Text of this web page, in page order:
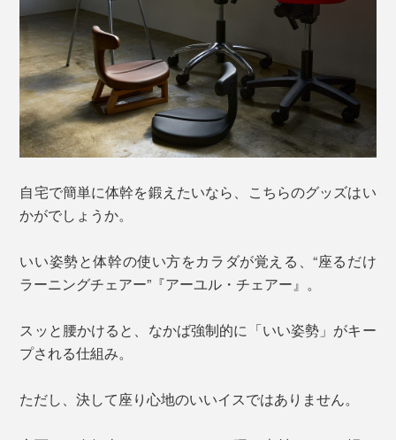
自宅で簡単に体幹を鍛えたいなら、こちらのグッズはい
かがでしょうか。
いい姿勢と体幹の使い方をカラダが覚える、“座るだけ
ラーニングチェアー”『アーユル・チェアー』。
スッと腰かけると、なかば強制的に「いい姿勢」がキー
プされる仕組み。
ただし、決して座り心地のいいイスではありません。